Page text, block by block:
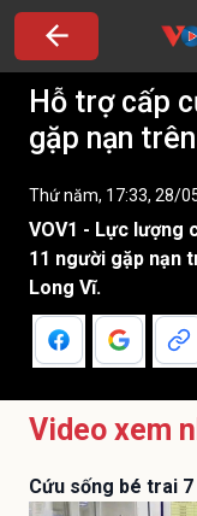
Hỗ trợ cấp
gặp nạn
Thứ năm, 17:33, 28/
VOV1 - Lực lượng
11 người gặp nạn
Long Vĩ.
Video xem
Cứu sống bé trai